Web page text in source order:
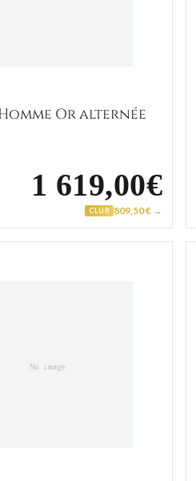
Or alternée
1 619,00€
CLUB 809,50 € →